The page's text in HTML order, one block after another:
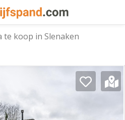
te koop in Slenaken